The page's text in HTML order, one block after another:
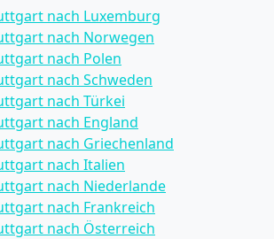
nach Luxemburg
nach Norwegen
nach Polen
nach Schweden
nach Türkei
nach England
nach Griechenland
nach Italien
nach Niederlande
nach Frankreich
nach Österreich